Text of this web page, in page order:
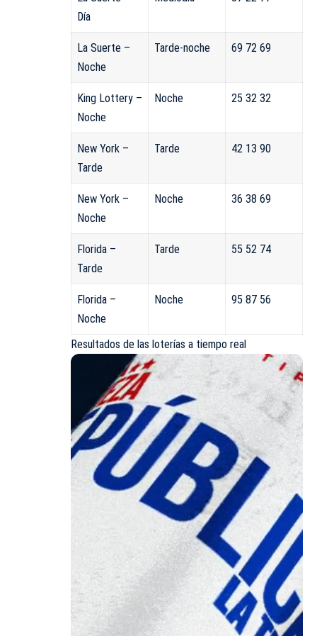
Día
La Suerte –
Noche
Tarde-noche 69 72 69
King Lottery –
Noche
Noche 25 32 32
New York –
Tarde
Tarde 42 13 90
New York –
Noche
Noche 36 38 69
Florida –
Tarde
Tarde 55 52 74
Florida –
Noche
Noche 95 87 56
Resultados de las loterías a tiempo real